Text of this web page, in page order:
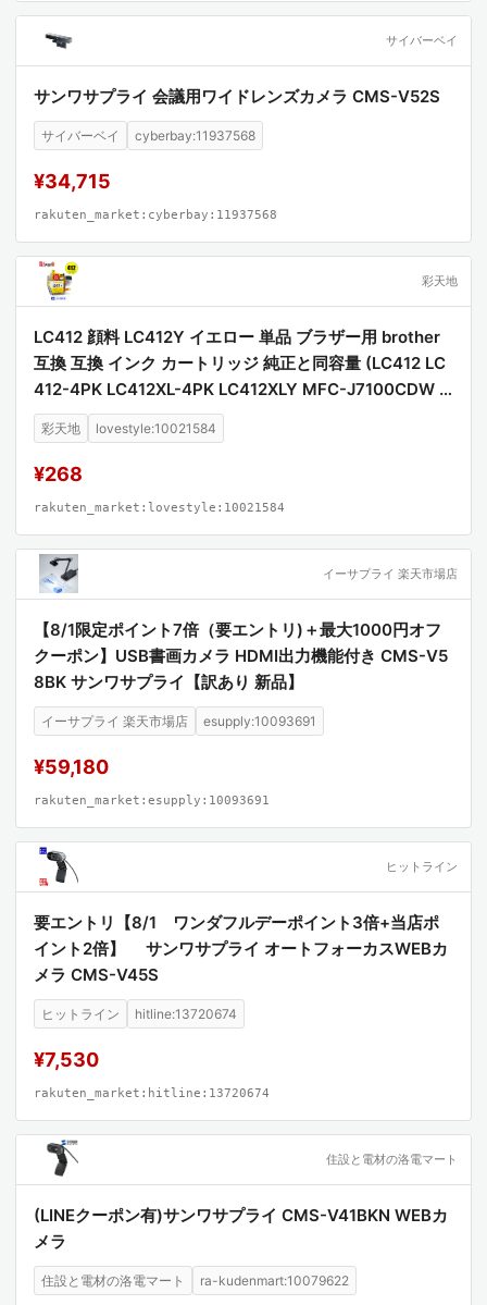
サイバーベイ
サンワサプライ 会議用ワイドレンズカメラ CMS-V52S
サイバーベイ cyberbay:11937568
¥34,715
rakuten_market:cyberbay:11937568
彩天地
LC412 顔料 LC412Y イエロー 単品 ブラザー用 brother
互換 互換 インク カートリッジ 純正と同容量 (LC412 LC
412-4PK LC412XL-4PK LC412XLY MFC-J7100CDW L
C 412 MFC-J7300CDW MFCJ7100CDW MFCJ7300C
DW)
彩天地 lovestyle:10021584
¥268
rakuten_market:lovestyle:10021584
イーサプライ 楽天市場店
【8/1限定ポイント7倍（要エントリ)＋最大1000円オフ
クーポン】USB書画カメラ HDMI出力機能付き CMS-V5
8BK サンワサプライ【訳あり 新品】
イーサプライ 楽天市場店 esupply:10093691
¥59,180
rakuten_market:esupply:10093691
ヒットライン
要エントリ【8/1 ワンダフルデーポイント3倍+当店ポ
イント2倍】 サンワサプライ オートフォーカスWEBカ
メラ CMS-V45S
ヒットライン hitline:13720674
¥7,530
rakuten_market:hitline:13720674
住設と電材の洛電マート
(LINEクーポン有)サンワサプライ CMS-V41BKN WEBカ
メラ
住設と電材の洛電マート ra-kudenmart:10079622